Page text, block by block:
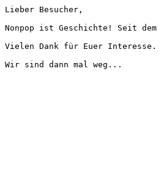
Lieber Besucher,
Nonpop ist Geschichte! Seit dem
Vielen Dank für Euer Interesse.
Wir sind dann mal weg...